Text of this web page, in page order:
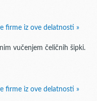
firme iz ove delatnosti »
vučenjem čeličnih šipki.
firme iz ove delatnosti »